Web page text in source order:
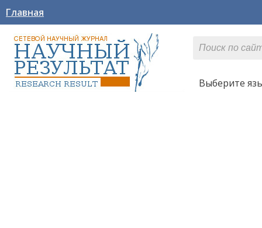
Главная
Выберите